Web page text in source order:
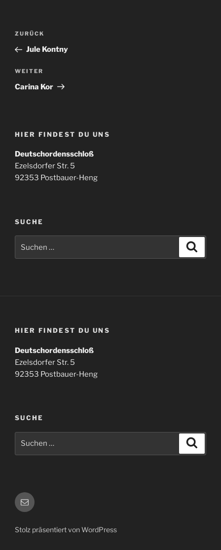
Beitragsnavigation
Vorheriger
Beitrag
ZURÜCK
Jule Kontny
Nächster
Beitrag
WEITER
Carina Kor
HIER FINDEST DU UNS
Deutschordensschloß
Ezelsdorfer Str. 5
92353 Postbauer-Heng
SUCHE
nach:
HIER FINDEST DU UNS
Deutschordensschloß
Ezelsdorfer Str. 5
92353 Postbauer-Heng
SUCHE
E-
Mail
Stolz präsentiert von WordPress